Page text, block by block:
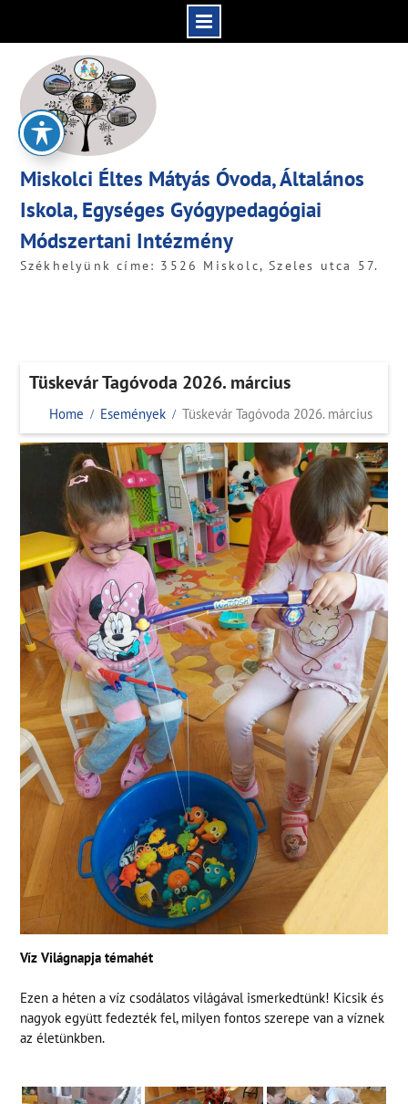
content
Miskolci Éltes Mátyás Óvoda, Általános
Iskola, Egységes Gyógypedagógiai
Módszertani Intézmény
Székhelyünk címe: 3526 Miskolc, Szeles utca 57.
Tüskevár Tagóvoda 2026. március
Home Események Tüskevár Tagóvoda 2026. március
Víz Világnapja témahét
Ezen a héten a víz csodálatos világával ismerkedtünk! Kicsik és
nagyok együtt fedezték fel, milyen fontos szerepe van a víznek
az életünkben.